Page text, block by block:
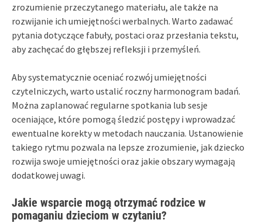
zrozumienie przeczytanego materiału, ale także na
rozwijanie ich umiejętności werbalnych. Warto zadawać
pytania dotyczące fabuły, postaci oraz przesłania tekstu,
aby zachęcać do głębszej refleksji i przemyśleń.
Aby systematycznie oceniać rozwój umiejętności
czytelniczych, warto ustalić roczny harmonogram badań.
Można zaplanować regularne spotkania lub sesje
oceniające, które pomogą śledzić postępy i wprowadzać
ewentualne korekty w metodach nauczania. Ustanowienie
takiego rytmu pozwala na lepsze zrozumienie, jak dziecko
rozwija swoje umiejętności oraz jakie obszary wymagają
dodatkowej uwagi.
Jakie wsparcie mogą otrzymać rodzice w
pomaganiu dzieciom w czytaniu?